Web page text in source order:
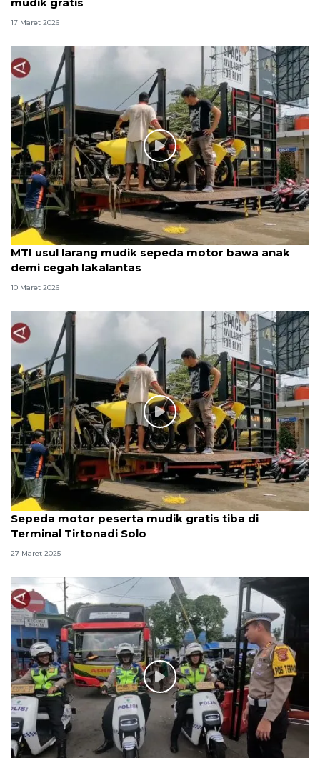
17 Maret 2026
MTI usul larang mudik sepeda motor bawa anak
demi cegah lakalantas
10 Maret 2026
Sepeda motor peserta mudik gratis tiba di
Terminal Tirtonadi Solo
27 Maret 2025